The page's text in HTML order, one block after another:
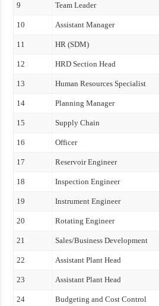
9 Team Leader
10 Assistant Manager
11 HR (SDM)
12 HRD Section Head
13 Human Resources Specialist
14 Planning Manager
15 Supply Chain
16 Officer
17 Reservoir Engineer
18 Inspection Engineer
19 Instrument Engineer
20 Rotating Engineer
21 Sales/Business Development
22 Assistant Plant Head
23 Assistant Plant Head
24 Budgeting and Cost Control